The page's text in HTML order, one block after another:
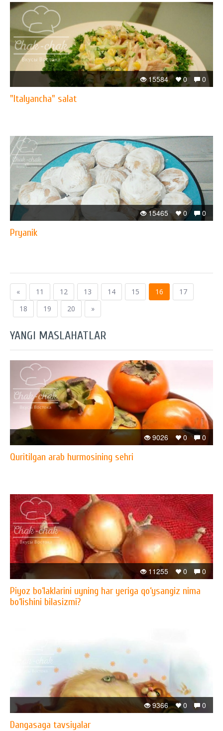
0
0
15584
"Italyancha" salat
0
0
15465
Pryanik
« 11 12 13 14 15 16
17
18
19 20 »
YANGI MASLAHATLAR
0
0
9026
Quritilgan arab hurmosining sehri
0
0
11255
Piyoz bo‘laklarini uyning har yeriga qo‘ysangiz nima
bo‘lishini bilasizmi?
0
0
9366
Dangasaga tavsiyalar